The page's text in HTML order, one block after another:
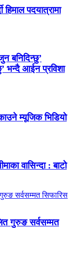
हिमाल पदयात्रामा
बनिदिन्छु’
भन्दै आईन प्रविशा
म्यूजिक भिडियो
वासिन्दा : बाटो
गुरुङ सर्वसम्मत